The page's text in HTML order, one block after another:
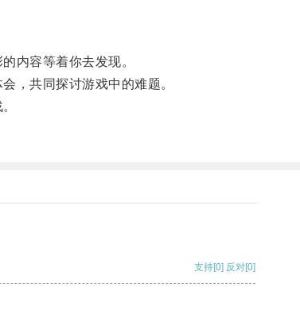
内容等着你去发现。
，共同探讨游戏中的难题。
支持[0] 反对[0]